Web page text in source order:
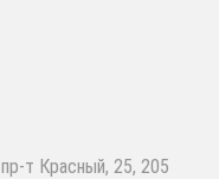
пр-т Красный, 25, 205